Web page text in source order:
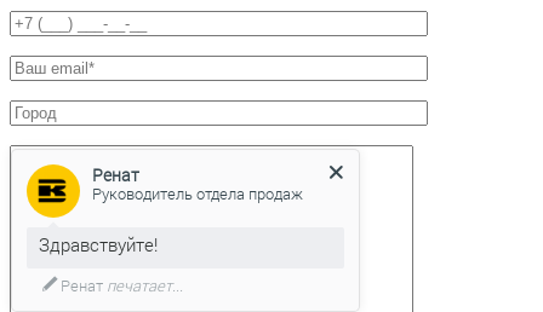
Ренат
Руководитель отдела продаж
Здравствуйте!
Ренатпечатает...